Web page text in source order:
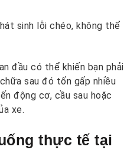
sinh lỗi chéo, không thể
đầu có thể khiến bạn phải
sau đó tốn gấp nhiều
động cơ, cầu sau hoặc
xe.
thực tế tại